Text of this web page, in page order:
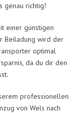
genau richtig!
einer günstigen
Beiladung wird der
optimal
da du dir den
professionellen
von Wels nach